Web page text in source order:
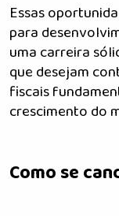
Essas
para
uma carreira
que desejam
fiscais
crescimento do
Como se